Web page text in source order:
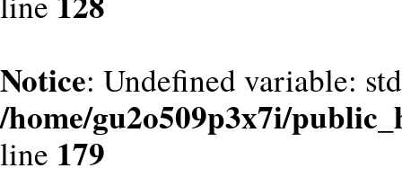
Notice: Undefined variable:
/home/gu2o509p3x7i/
line 179